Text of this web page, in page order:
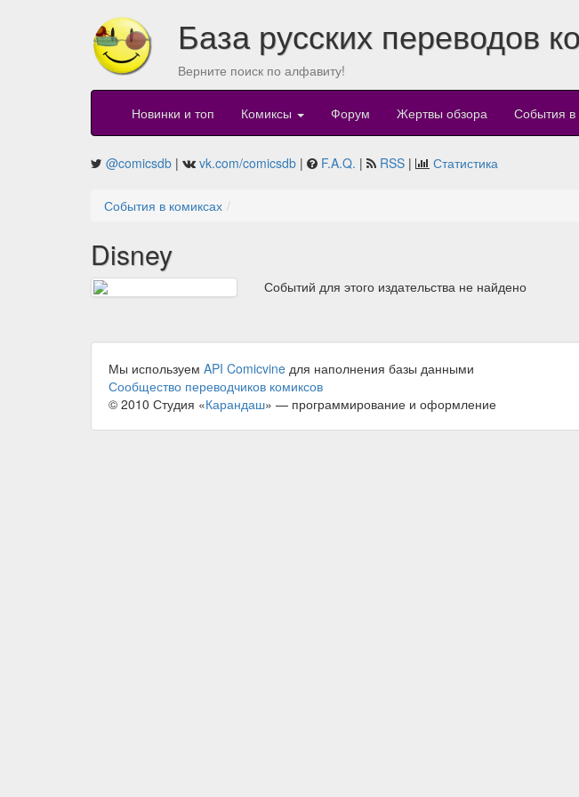
База русских переводов
Верните поиск по алфавиту!
Новинки и топ Комиксы Форум Жертвы обзора События в
@comicsdb | vk.com/comicsdb | F.A.Q. | RSS | Статистика
События в комиксах
Disney
Событий для этого издательства не найдено
Мы используем API Comicvine для наполнения базы данными
Сообщество переводчиков комиксов
© 2010 Студия «Карандаш» — программирование и оформление